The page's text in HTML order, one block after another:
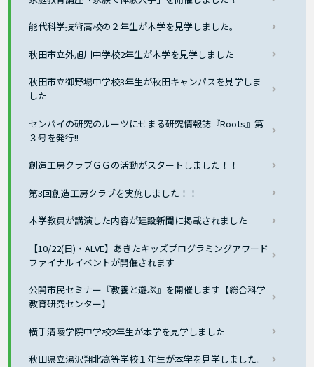
能代科学技術高校の２年生が本学を見学しました。
秋田市立外旭川中学校2年生が本学を見学しました
秋田市立御野場中学校3年生が秋田キャンパスを見学しま
した
センパイの研究のルーツにせまる研究情報誌『Roots』第
３号を発行!!
創造工房クラブＧＧの活動がスタートしました！！
第3回創造工房クラブを実施しました！！
本学教員が講演した内容が建設新聞に掲載されました
【10/22(日)・ALVE】あきたキッズプログラミングアワード
ファイナルイベントが開催されます
公開市民セミナー『教養と遊ぶ』を開催します【総合科学
教育研究センター】
横手清陵学院中学校2年生が本学を見学しました
秋田県立湯沢翔北高等学校１年生が本学を見学しました。